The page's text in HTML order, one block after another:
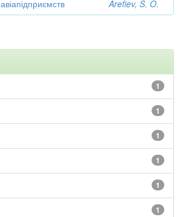
авіапідприємств
Arefiev, S. O.
1
1
1
1
1
1